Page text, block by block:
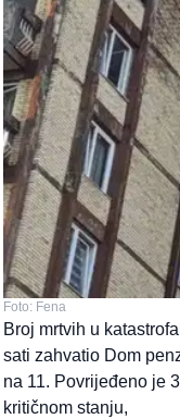
Foto: Fena
Broj mrtvih u
sati zahvatio Dom
na 11. Povrijeđeno je
kritičnom stanju,